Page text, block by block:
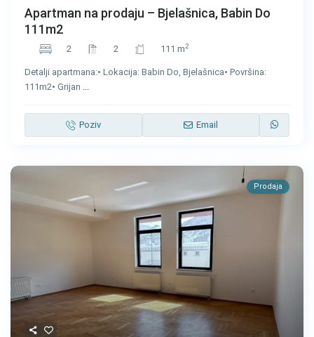
Apartman na prodaju – Bjelašnica, Babin Do
111m2
2 2 111 m2
Detalji apartmana:• Lokacija: Babin Do, Bjelašnica• Površina:
111m2• Grijan ...
Poziv Email
Prodaja